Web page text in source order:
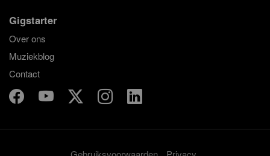
Gigstarter
Over ons
Muziekblog
Contact